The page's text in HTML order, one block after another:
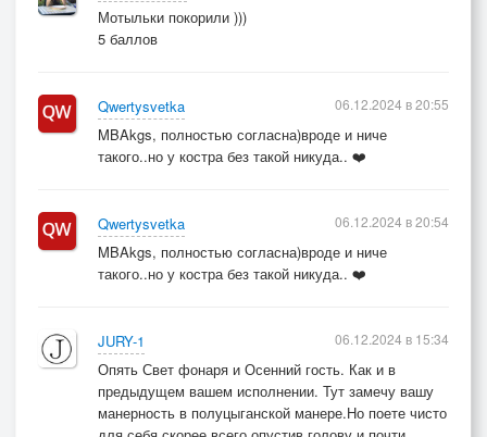
Мотыльки покорили )))
5 баллов
Qwertysvetka
MBAkgs, полностью согласна)вроде и ниче
такого..но у костра без такой никуда.. ❤️
06.12.2024 в 20:55
Qwertysvetka
MBAkgs, полностью согласна)вроде и ниче
такого..но у костра без такой никуда.. ❤️
06.12.2024 в 20:54
JURY-1
Опять Свет фонаря и Осенний гость. Как и в
предыдущем вашем исполнении. Тут замечу вашу
манерность в полуцыганской манере.Но поете чисто
06.12.2024 в 15:34